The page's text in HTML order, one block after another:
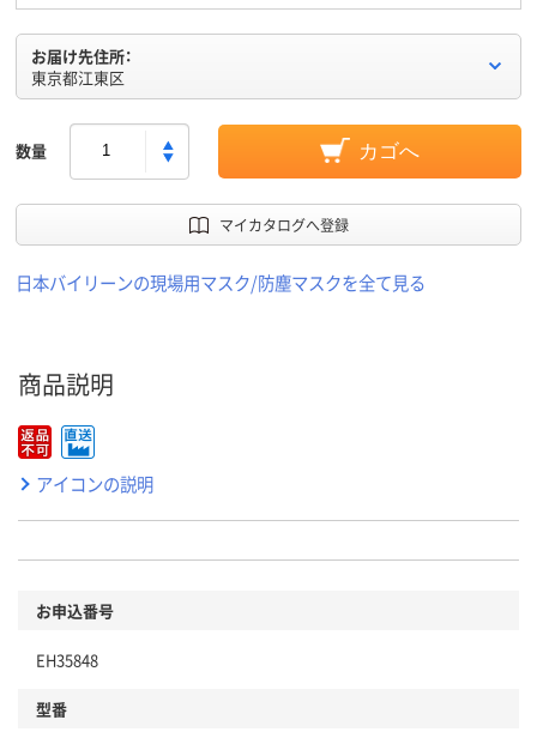
お届け先住所：
東京都江東区
数量 カゴへ
マイカタログへ登録
日本バイリーンの現場用マスク/防塵マスクを全て見る
商品説明
アイコンの説明
お申込番号
EH35848
型番